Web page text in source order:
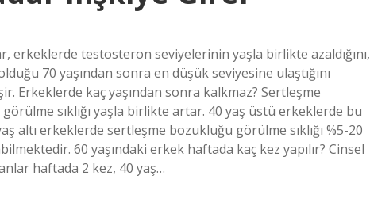
erkeklerde testosteron seviyelerinin yaşla birlikte azaldığını,
70 yaşından sonra en düşük seviyesine ulaştığını
Erkeklerde kaç yaşından sonra kalkmaz? Sertleşme
sıklığı yaşla birlikte artar. 40 yaş üstü erkeklerde bu
altı erkeklerde sertleşme bozukluğu görülme sıklığı %5-20
60 yaşındaki erkek haftada kaç kez yapılır? Cinsel
haftada 2 kez, 40 yaş…